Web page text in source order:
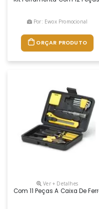
Por: Ewox Promocional
ORÇAR PRODUTO
Ver + Detalhes
Com 11 Peças A Caixa De